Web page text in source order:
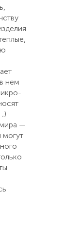
нем
—
могут